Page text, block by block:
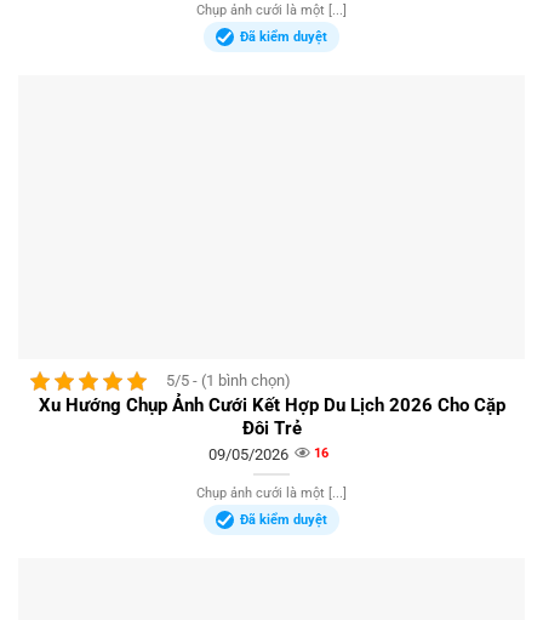
Chụp ảnh cưới là một [...]
Đã kiểm duyệt
5/5 - (1 bình chọn)
Xu Hướng Chụp Ảnh Cưới Kết Hợp Du Lịch 2026 Cho Cặp
Đôi Trẻ
09/05/2026 16
Chụp ảnh cưới là một [...]
Đã kiểm duyệt